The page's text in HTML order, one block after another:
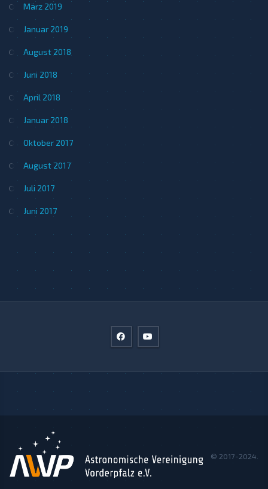
März 2019
Januar 2019
August 2018
Juni 2018
April 2018
Januar 2018
Oktober 2017
August 2017
Juli 2017
Juni 2017
© 2017-2024.